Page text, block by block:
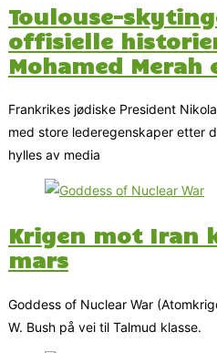
Toulouse-
offisielle
Mohamed Merah
Frankrikes jødiske President
med store lederegenskaper etter
hylles av media
Krigen mot Iran
mars
Goddess of Nuclear War
W. Bush på vei til Talmud klasse.